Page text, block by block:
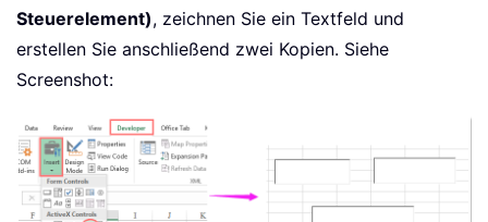
Steuerelement), zeichnen Sie ein Textfeld und
erstellen Sie anschließend zwei Kopien. Siehe
Screenshot: